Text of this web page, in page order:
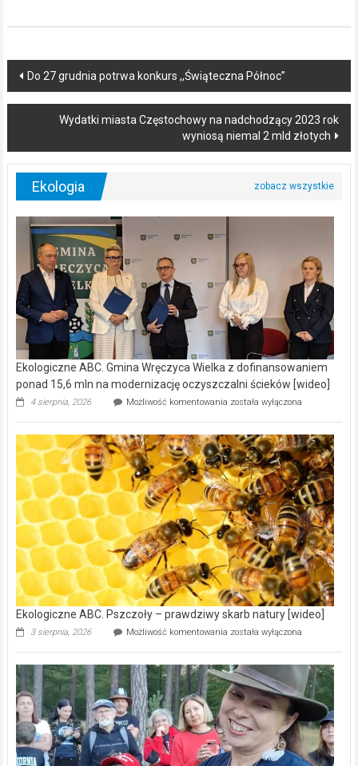
Post
navigation
Do 27 grudnia potrwa konkurs ,,Świąteczna Północ”
Wydatki miasta Częstochowy na nadchodzący 2023 rok
wyniosą niemal 2 mld złotych
Ekologia
Ekologiczne ABC. Gmina Wręczyca Wielka z dofinansowaniem
ponad 15,6 mln na modernizację oczyszczalni ścieków [wideo]
4 sierpnia, 2026 Możliwość komentowania Ekologiczne
Wręczyca
Wielka
z
dofinansowaniem
ponad
15,6
mln
na
modernizację
oczyszczalni
ścieków
[wideo]
została wyłączona
Ekologiczne ABC. Pszczoły – prawdziwy skarb natury [wideo]
3 sierpnia, 2026 Możliwość komentowania Ekologiczne
–
prawdziwy
skarb
natury
[wideo]
została wyłączona